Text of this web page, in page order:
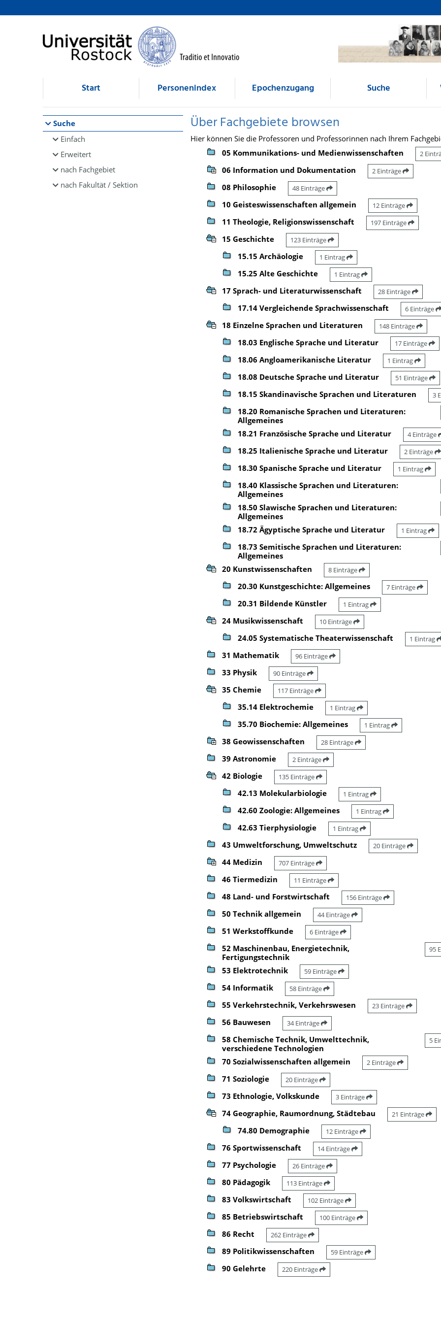
Browsen
direkt zum Inhalt
Start Personenindex Epochenzugang Suche
Suche
Einfach
Erweitert
nach Fachgebiet
nach Fakultät / Sektion
Über Fachgebiete browsen
Hier können Sie die Professoren und Professorinnen nach Ihrem
05 Kommunikations- und Medienwissenschaften
2
06 Information und Dokumentation 2 Einträge
08 Philosophie 48 Einträge
10 Geisteswissenschaften allgemein 12 Einträge
11 Theologie, Religionswissenschaft 197 Einträge
15 Geschichte 123 Einträge
15.15 Archäologie 1 Eintrag
15.25 Alte Geschichte 1 Eintrag
17 Sprach- und Literaturwissenschaft 28 Einträge
17.14 Vergleichende Sprachwissenschaft 6 Einträge
18 Einzelne Sprachen und Literaturen 148 Einträge
18.03 Englische Sprache und Literatur 17 Einträge
18.06 Angloamerikanische Literatur 1 Eintrag
18.08 Deutsche Sprache und Literatur 51 Einträge
18.15 Skandinavische Sprachen und Literaturen 3
18.20 Romanische Sprachen und Literaturen:
Allgemeines
18.21 Französische Sprache und Literatur 4 Einträge
18.25 Italienische Sprache und Literatur 2 Einträge
18.30 Spanische Sprache und Literatur 1 Eintrag
18.40 Klassische Sprachen und Literaturen:
Allgemeines
18.50 Slawische Sprachen und Literaturen:
Allgemeines
18.72 Ägyptische Sprache und Literatur 1 Eintrag
18.73 Semitische Sprachen und Literaturen:
Allgemeines
20 Kunstwissenschaften 8 Einträge
20.30 Kunstgeschichte: Allgemeines 7 Einträge
20.31 Bildende Künstler 1 Eintrag
24 Musikwissenschaft 10 Einträge
24.05 Systematische Theaterwissenschaft 1 Eintrag
31 Mathematik 96 Einträge
33 Physik 90 Einträge
35 Chemie 117 Einträge
35.14 Elektrochemie 1 Eintrag
35.70 Biochemie: Allgemeines 1 Eintrag
38 Geowissenschaften 28 Einträge
39 Astronomie 2 Einträge
42 Biologie 135 Einträge
42.13 Molekularbiologie 1 Eintrag
42.60 Zoologie: Allgemeines 1 Eintrag
42.63 Tierphysiologie 1 Eintrag
43 Umweltforschung, Umweltschutz 20 Einträge
44 Medizin 707 Einträge
46 Tiermedizin 11 Einträge
48 Land- und Forstwirtschaft 156 Einträge
50 Technik allgemein 44 Einträge
51 Werkstoffkunde 6 Einträge
52 Maschinenbau, Energietechnik,
Fertigungstechnik
95
53 Elektrotechnik 59 Einträge
54 Informatik 58 Einträge
55 Verkehrstechnik, Verkehrswesen 23 Einträge
56 Bauwesen 34 Einträge
58 Chemische Technik, Umwelttechnik,
verschiedene Technologien
5
70 Sozialwissenschaften allgemein 2 Einträge
71 Soziologie 20 Einträge
73 Ethnologie, Volkskunde 3 Einträge
74 Geographie, Raumordnung, Städtebau 21 Einträge
74.80 Demographie 12 Einträge
76 Sportwissenschaft 14 Einträge
77 Psychologie 26 Einträge
80 Pädagogik 113 Einträge
83 Volkswirtschaft 102 Einträge
85 Betriebswirtschaft 100 Einträge
86 Recht 262 Einträge
89 Politikwissenschaften 59 Einträge
90 Gelehrte 220 Einträge